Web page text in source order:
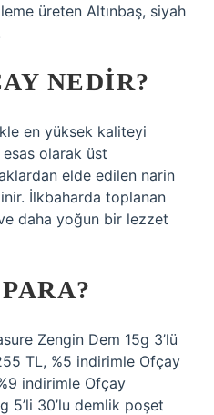
üreten Altınbaş, siyah
NEDIR?
en yüksek kaliteyi
olarak üst
elde edilen narin
İlkbaharda toplanan
daha yoğun bir lezzet
Zengin Dem 15g 3’lü
TL, %5 indirimle Ofçay
indirimle Ofçay
5’li 30’lu demlik poşet